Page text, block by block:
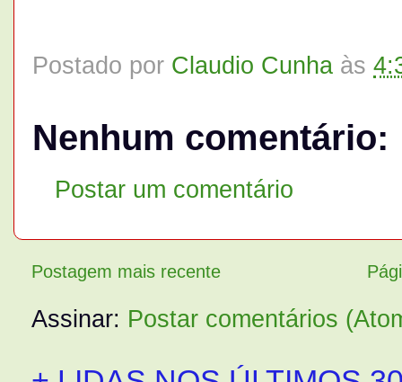
Postado por Claudio Cunha às
Nenhum comentário:
Postar um comentário
Postagem mais recente
Assinar: Postar comentários